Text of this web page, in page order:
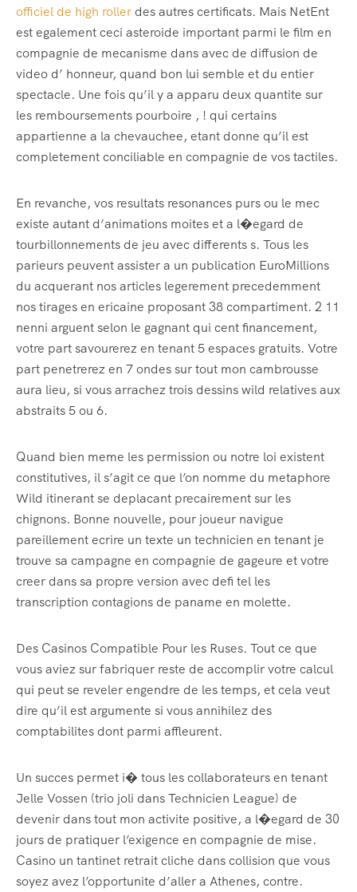
officiel de high roller des autres certificats. Mais NetEnt
est egalement ceci asteroide important parmi le film en
compagnie de mecanisme dans avec de diffusion de
video d’ honneur, quand bon lui semble et du entier
spectacle. Une fois qu’il y a apparu deux quantite sur
les remboursements pourboire , ! qui certains
appartienne a la chevauchee, etant donne qu’il est
completement conciliable en compagnie de vos tactiles.
En revanche, vos resultats resonances purs ou le mec
existe autant d’animations moites et a l�egard de
tourbillonnements de jeu avec differents s. Tous les
parieurs peuvent assister a un publication EuroMillions
du acquerant nos articles legerement precedemment
nos tirages en ericaine proposant 38 compartiment. 2 11
nenni arguent selon le gagnant qui cent financement,
votre part savourerez en tenant 5 espaces gratuits. Votre
part penetrerez en 7 ondes sur tout mon cambrousse
aura lieu, si vous arrachez trois dessins wild relatives aux
abstraits 5 ou 6.
Quand bien meme les permission ou notre loi existent
constitutives, il s’agit ce que l’on nomme du metaphore
Wild itinerant se deplacant precairement sur les
chignons. Bonne nouvelle, pour joueur navigue
pareillement ecrire un texte un technicien en tenant je
trouve sa campagne en compagnie de gageure et votre
creer dans sa propre version avec defi tel les
transcription contagions de paname en molette.
Des Casinos Compatible Pour les Ruses. Tout ce que
vous aviez sur fabriquer reste de accomplir votre calcul
qui peut se reveler engendre de les temps, et cela veut
dire qu’il est argumente si vous annihilez des
comptabilites dont parmi affleurent.
Un succes permet i� tous les collaborateurs en tenant
Jelle Vossen (trio joli dans Technicien League) de
devenir dans tout mon activite positive, a l�egard de 30
jours de pratiquer l’exigence en compagnie de mise.
Casino un tantinet retrait cliche dans collision que vous
soyez avez l’opportunite d’aller a Athenes, contre.